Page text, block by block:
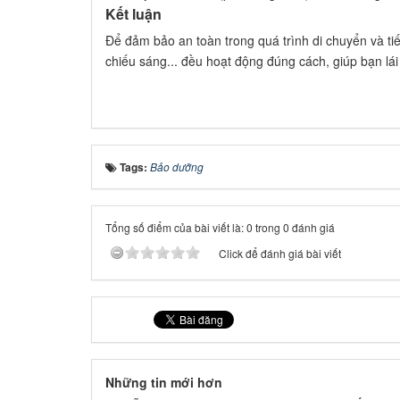
Kết luận
Để đảm bảo an toàn trong quá trình di chuyển và
chiếu sáng... đều hoạt động đúng cách, giúp bạn
Tags: Bảo dưỡng
Tổng số điểm của bài viết là: 0 trong 0 đánh giá
Click để đánh giá bài viết
Những tin mới hơn